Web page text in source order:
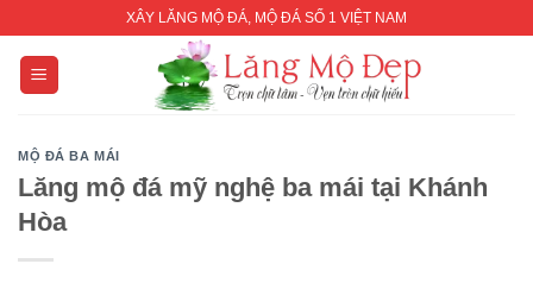
content
XÂY LĂNG MỘ ĐÁ, MỘ ĐÁ SỐ 1 VIỆT NAM
MỘ ĐÁ BA MÁI
Lăng mộ đá mỹ nghệ ba mái tại Khánh
Hòa